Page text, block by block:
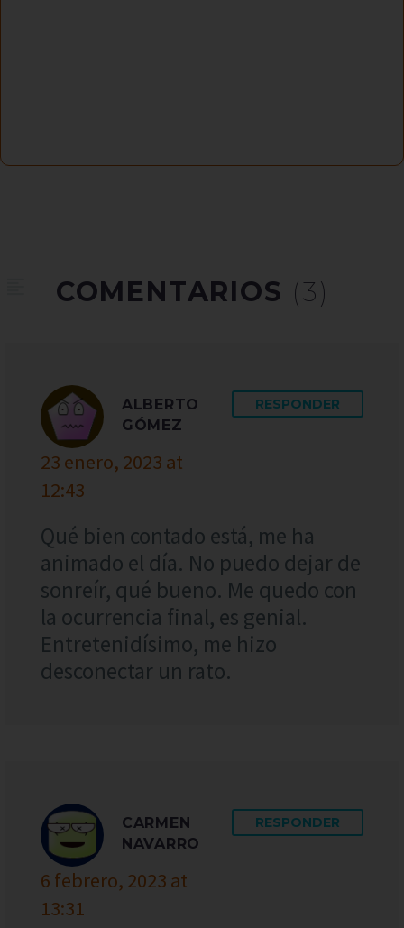
COMENTARIOS (3)
ALBERTO
GÓMEZ
23 enero, 2023 at
12:43
RESPONDER
Qué bien contado está, me ha
animado el día. No puedo dejar de
sonreír, qué bueno. Me quedo con
la ocurrencia final, es genial.
Entretenidísimo, me hizo
desconectar un rato.
CARMEN
NAVARRO
6 febrero, 2023 at
13:31
RESPONDER